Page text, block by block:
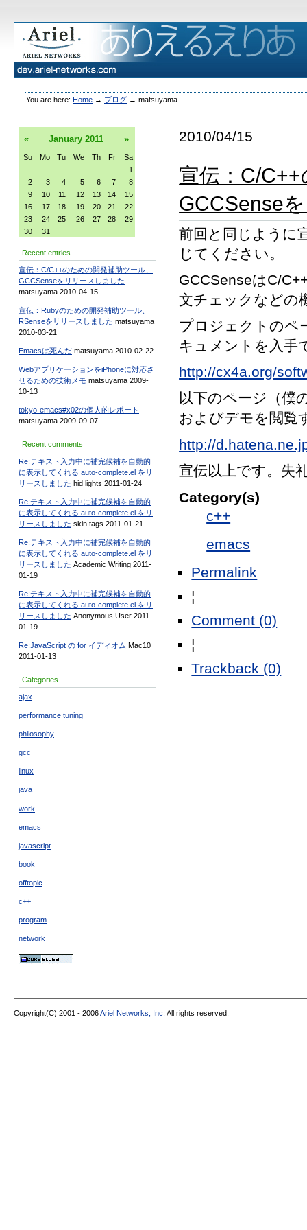
You are here: Home → ブログ → matsuyama
« January 2011 »
Su Mo Tu We Th Fr
Sa
1
2
3 4 5 6 7
8
9
10 11 12 13 14
15
16
17 18 19 20 21
22
23
24 25 26 27 28
29
30
31
Recent entries
宣伝：C/C++のための開発補助ツール、
GCCSenseをリリースしました
matsuyama 2010-04-15
宣伝：Rubyのための開発補助ツール、
RSenseをリリースしました matsuyama
2010-03-21
Emacsは死んだ matsuyama 2010-02-22
WebアプリケーションをiPhoneに対応さ
せるための技術メモ matsuyama 2009-
10-13
tokyo-emacs#x02の個人的レポート
matsuyama 2009-09-07
Recent comments
Re:テキスト入力中に補完候補を自動的
に表示してくれる auto-complete.el をリ
リースしました hid lights 2011-01-24
Re:テキスト入力中に補完候補を自動的
に表示してくれる auto-complete.el をリ
リースしました skin tags 2011-01-21
Re:テキスト入力中に補完候補を自動的
に表示してくれる auto-complete.el をリ
リースしました Academic Writing 2011-
01-19
Re:テキスト入力中に補完候補を自動的
に表示してくれる auto-complete.el をリ
リースしました Anonymous User 2011-
01-19
Re:JavaScript の for イディオム Mac10
2011-01-13
Categories
ajax
performance tuning
philosophy
gcc
linux
java
work
emacs
javascript
book
offtopic
c++
program
network
2010/04/15
宣伝：C/
GCCSense
前回と同じように
じてください。
GCCSenseはC/
文チェックなどの
プロジェクトのペ
キュメントを入手
http://cx4a.org/
以下のページ（僕
およびデモを閲覧
http://
宣伝以上です。失
Category(s)
c++
emacs
Permalink
¦
Comment (0)
¦
Trackback (0)
Copyright(C) 2001 - 2006Ariel Networks, Inc. All rights reserved.